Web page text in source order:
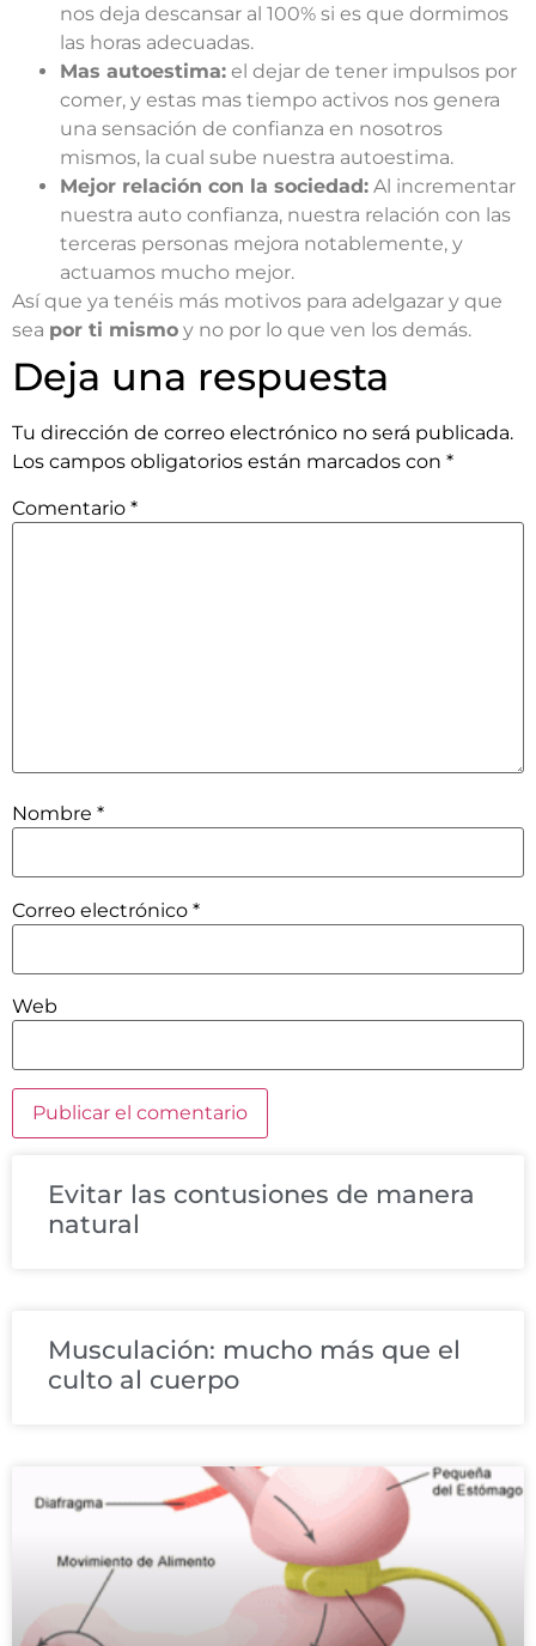
nos deja descansar al 100% si es que dormimos
las horas adecuadas.
Mas autoestima: el dejar de tener impulsos por
comer, y estas mas tiempo activos nos genera
una sensación de confianza en nosotros
mismos, la cual sube nuestra autoestima.
Mejor relación con la sociedad: Al incrementar
nuestra auto confianza, nuestra relación con las
terceras personas mejora notablemente, y
actuamos mucho mejor.
Así que ya tenéis más motivos para adelgazar y que
sea por ti mismo y no por lo que ven los demás.
Deja una respuesta
Tu dirección de correo electrónico no será publicada.
Los campos obligatorios están marcados con *
Comentario *
Nombre *
Correo electrónico *
Web
Evitar las contusiones de manera
natural
Musculación: mucho más que el
culto al cuerpo